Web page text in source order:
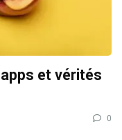
et vérités
0